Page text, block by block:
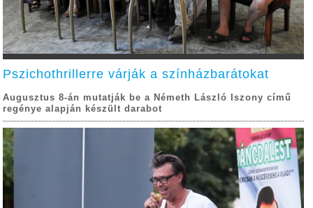
Pszichothrillerre várják a színházbarátokat
Augusztus 8-án mutatják be a Németh László Iszony című
regénye alapján készült darabot